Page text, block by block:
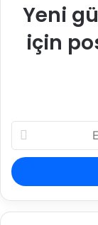
Yeni
için
P
o
t